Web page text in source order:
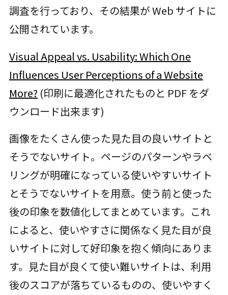
調査を行っており、その結果が Web サイトに
公開されています。
Visual Appeal vs. Usability: Which One
Influences User Perceptions of a Website
More? (印刷に最適化されたものと PDF をダ
ウンロード出来ます)
画像をたくさん使った見た目の良いサイトと
そうでないサイト。ページのパターンやラベ
リングが明確になっている使いやすいサイト
とそうでないサイトを用意。使う前と使った
後の印象を数値化してまとめています。これ
によると、使いやすさに関係なく見た目が良
いサイトに対して好印象を抱く傾向にありま
す。見た目が良くて使い難いサイトは、利用
後のスコアが落ちているものの、使いやすく